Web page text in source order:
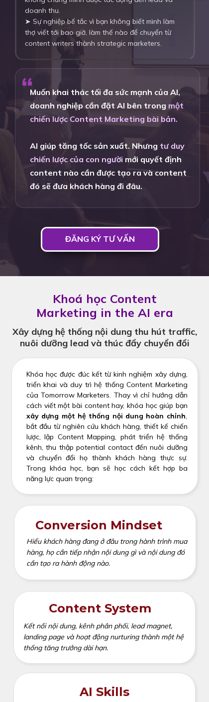
“Muốn khai thác tối đa sức mạnh của AI,
doanh nghiệp cần đặt AI bên trong một
chiến lược Content Marketing bài bản.
AI giúp tăng tốc sản xuất. Nhưng tư duy
chiến lược của con người mới quyết định
content nào cần được tạo ra và content
đó sẽ đưa khách hàng đi đâu.
ĐĂNG KÝ TƯ VẤN
doanh thu.
➤ Sự nghiệp bế tắc vì bạn không biết mình làm
thợ viết tới bao giờ, làm thế nào để chuyển từ
content writers thành strategic marketers.
Khoá học Content
Marketing in the AI era
Conversion Mindset
Hiểu khách hàng đang ở đâu trong hành trình mua
hàng, họ cần tiếp nhận nội dung gì và nội dung đó
cần tạo ra hành động nào.
Content System
Kết nối nội dung, kênh phân phối, lead magnet,
landing page và hoạt động nurturing thành một hệ
thống tăng trưởng dài hạn.
Xây dựng hệ thống nội dung thu hút traffic,
nuôi dưỡng lead và thúc đẩy chuyển đổi
Khóa học được đúc kết từ kinh nghiệm xây dựng,
triển khai và duy trì hệ thống Content Marketing
của Tomorrow Marketers. Thay vì chỉ hướng dẫn
cách viết một bài content hay, khóa học giúp bạn
xây dựng một hệ thống nội dung hoàn chỉnh,
bắt đầu từ nghiên cứu khách hàng, thiết kế chiến
lược, lập Content Mapping, phát triển hệ thống
kênh, thu thập potential contact đến nuôi dưỡng
và chuyển đổi họ thành khách hàng thực sự.
Trong khóa học, bạn sẽ học cách kết hợp ba
năng lực quan trọng:
AI Skills